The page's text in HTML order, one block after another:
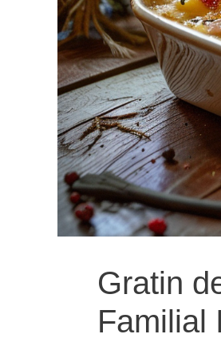
Gratin
Familial